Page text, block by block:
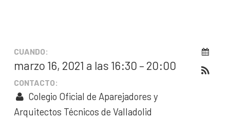
CUANDO:
marzo 16, 2021 a las 16:30 – 20:00
CONTACTO:
Colegio Oficial de Aparejadores y
Arquitectos Técnicos de Valladolid